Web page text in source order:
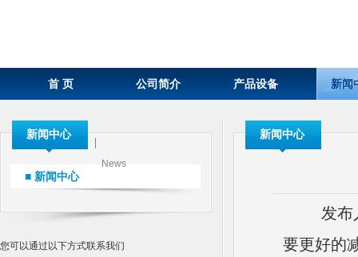
首 页 公司简介 产品设备 新闻
新闻中心
News
■ 新闻中心
您可以通过以下方式联系我们
新闻中心
发
要更好的